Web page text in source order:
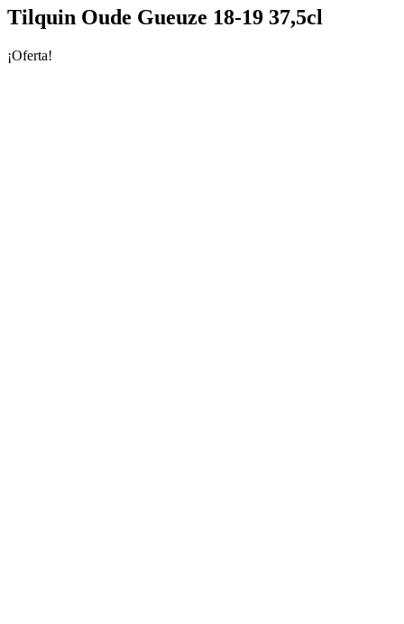
Tilquin Oude Gueuze 18-19 37,5cl
¡Oferta!